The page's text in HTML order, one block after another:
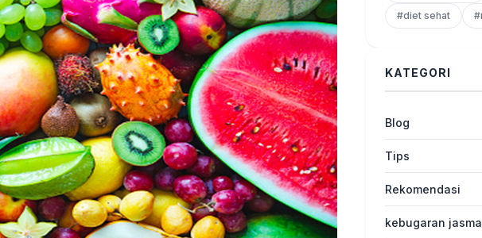
#diet sehat
KATEGORI
Blog
Tips
Rekomendasi
kebugaran